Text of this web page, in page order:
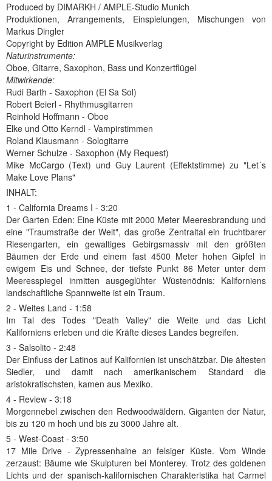
Produced by DIMARKH / AMPLE-Studio Munich
Produktionen, Arrangements, Einspielungen, Mischungen von
Markus Dingler
Copyright by Edition AMPLE Musikverlag
Naturinstrumente:
Oboe, Gitarre, Saxophon, Bass und Konzertflügel
Mitwirkende:
Rudi Barth - Saxophon (El Sa Sol)
Robert Beierl - Rhythmusgitarren
Reinhold Hoffmann - Oboe
Elke und Otto Kerndl - Vampirstimmen
Roland Klausmann - Sologitarre
Werner Schulze - Saxophon (My Request)
Mike McCargo (Text) und Guy Laurent (Effektstimme) zu "Let´s
Make Love Plans"
INHALT:
1 - California Dreams I - 3:20
Der Garten Eden: Eine Küste mit 2000 Meter Meeresbrandung und
eine "Traumstraße der Welt", das große Zentraltal ein fruchtbarer
Riesengarten, ein gewaltiges Gebirgsmassiv mit den größten
Bäumen der Erde und einem fast 4500 Meter hohen Gipfel in
ewigem Eis und Schnee, der tiefste Punkt 86 Meter unter dem
Meeresspiegel inmitten ausgeglühter Wüstenödnis: Kaliforniens
landschaftliche Spannweite ist ein Traum.
2 - Weites Land - 1:58
Im Tal des Todes "Death Valley" die Weite und das Licht
Kaliforniens erleben und die Kräfte dieses Landes begreifen.
3 - Salsolito - 2:48
Der Einfluss der Latinos auf Kalifornien ist unschätzbar. Die ältesten
Siedler, und damit nach amerikanischem Standard die
aristokratischsten, kamen aus Mexiko.
4 - Review - 3:18
Morgennebel zwischen den Redwoodwäldern. Giganten der Natur,
bis zu 120 m hoch und bis zu 3000 Jahre alt.
5 - West-Coast - 3:50
17 Mile Drive - Zypressenhaine an felsiger Küste. Vom Winde
zerzaust: Bäume wie Skulpturen bei Monterey. Trotz des goldenen
Lichts und der spanisch-kalifornischen Charakteristika hat Carmel